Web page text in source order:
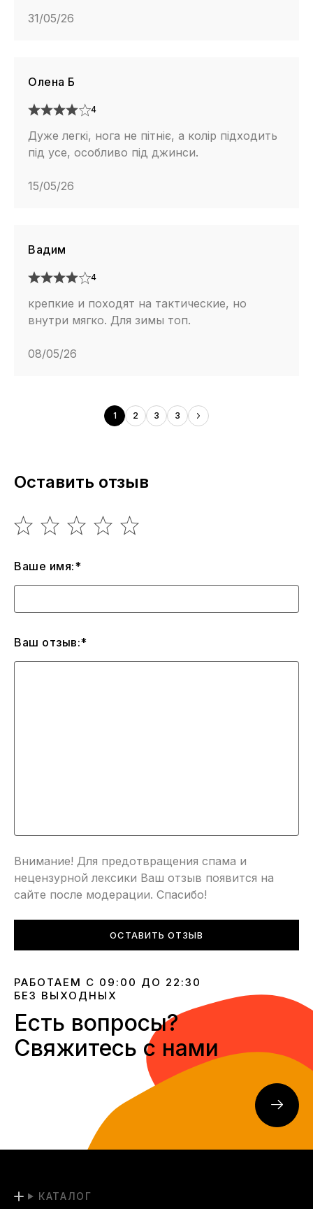
31/05/26
Олена Б
4
Дуже легкі, нога не пітніє, а колір підходить
під усе, особливо під джинси.
15/05/26
Вадим
4
крепкие и походят на тактические, но
внутри мягко. Для зимы топ.
08/05/26
1 2 3 3
Оставить отзыв
Ваше имя:*
Ваш отзыв:*
Внимание! Для предотвращения спама и
нецензурной лексики Ваш отзыв появится на
сайте после модерации. Спасибо!
ОСТАВИТЬ ОТЗЫВ
РАБОТАЕМ С 09:00 ДО 22:30
БЕЗ ВЫХОДНЫХ
Есть вопросы?
Свяжитесь с нами
КАТАЛОГ